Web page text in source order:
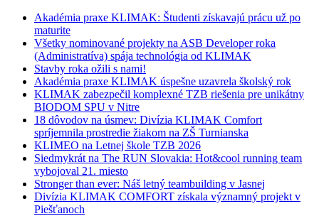
Akadémia praxe KLIMAK: Študenti získavajú prácu už po
maturite
Všetky nominované projekty na ASB Developer roka
(Administratíva) spája technológia od KLIMAK
Stavby roka ožili s nami!
Akadémia praxe KLIMAK úspešne uzavrela školský rok
KLIMAK zabezpečil komplexné TZB riešenia pre unikátny
BIODOM SPU v Nitre
18 dôvodov na úsmev: Divízia KLIMAK Comfort
spríjemnila prostredie žiakom na ZŠ Turnianska
KLIMEO na Letnej škole TZB 2026
Siedmykrát na The RUN Slovakia: Hot&cool running team
vybojoval 21. miesto
Stronger than ever: Náš letný teambuilding v Jasnej
Divízia KLIMAK COMFORT získala významný projekt v
Piešťanoch